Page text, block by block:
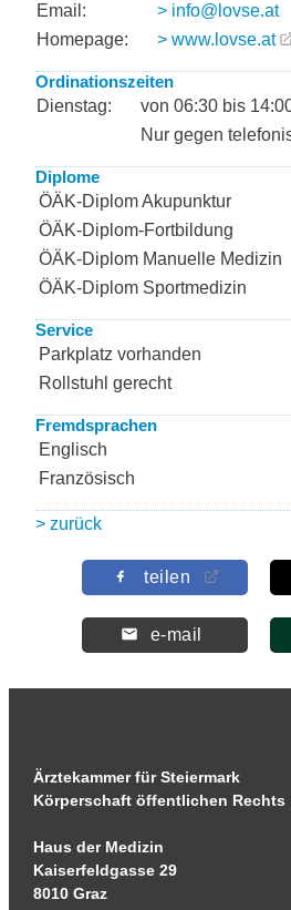
Email:
> info@lovse.at
Homepage:
> www.lovse.at
Ordinationszeiten
Dienstag:
von 06:30 bis
Nur gegen
Diplome
ÖÄK-Diplom Akupunktur
ÖÄK-Diplom-Fortbildung
ÖÄK-Diplom Manuelle Medizin
ÖÄK-Diplom Sportmedizin
Service
Parkplatz vorhanden
Rollstuhl gerecht
Fremdsprachen
Englisch
Französisch
> zurück
teilen
e-mail
Ärztekammer für Steiermark
Körperschaft öffentlichen Rechts
Haus der Medizin
Kaiserfeldgasse 29
8010 Graz